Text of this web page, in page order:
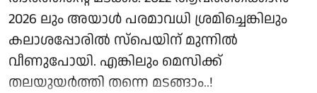
2026 ലും അയാൾ പരമാവധി ശ്രമിച്ചെങ്കിലും
കലാശപ്പോരിൽ സ്‌പെയിന് മുന്നിൽ
വീണുപോയി. എങ്കിലും മെസിക്ക്
തലയുയർത്തി തന്നെ മടങ്ങാം..!